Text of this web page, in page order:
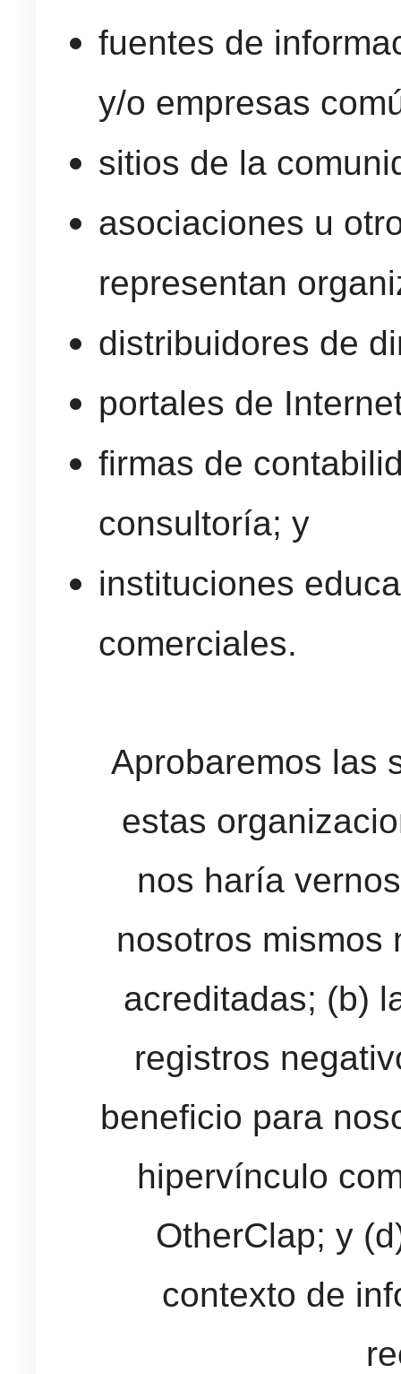
fuentes de
y/o empresas
sitios de la
asociaciones u
representan
distribuidores de
portales de
firmas de
consultoría; y
instituciones
comerciales.
Aprobaremos las
estas
nos haría
nosotros mismos
acreditadas; (b)
registros
beneficio para
hipervínculo
OtherClap; y
contexto de